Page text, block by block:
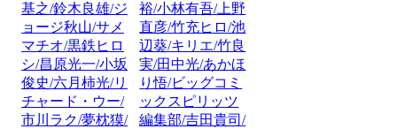
基之/鈴木良雄/ジ
ョージ秋山/サメ
マチオ/黒鉄ヒロ
シ/昌原光一/小坂
俊史/六月柿光/リ
チャード・ウー/
市川ラク/夢枕獏/
裕/小林有吾/上野
直彦/竹充ヒロ/池
辺葵/キリエ/竹良
実/田中光/あかほ
り悟/ビッグコミ
ックスピリッツ
編集部/吉田貴司/